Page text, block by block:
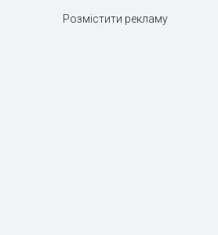
Розмістити рекламу